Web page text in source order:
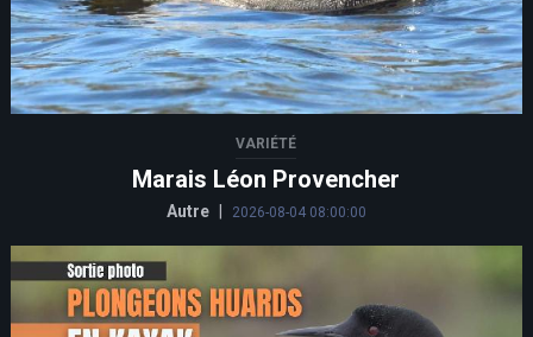
VARIÉTÉ
Marais Léon Provencher
Autre 2026-08-04 08:00:00